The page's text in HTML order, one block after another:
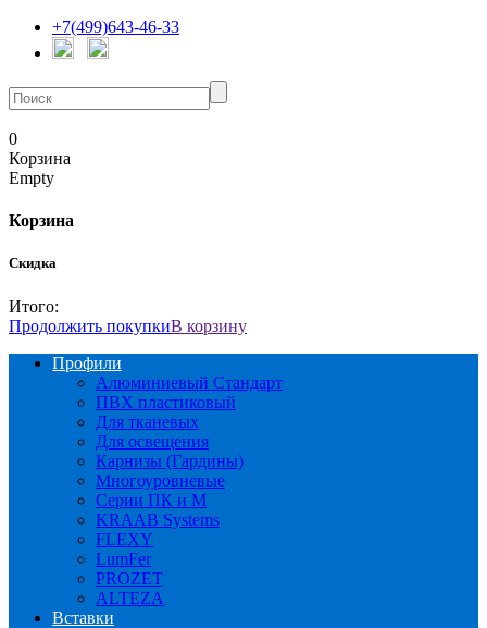
+7(499)643-46-33
0
Корзина
Empty
Корзина
Скидка
Итого:
Продолжить покупкиВ корзину
Профили
Алюминиевый Стандарт
ПВХ пластиковый
Для тканевых
Для освещения
Карнизы (Гардины)
Многоуровневые
Серии ПК и М
KRAAB Systems
FLEXY
LumFer
PROZET
ALTEZA
Вставки